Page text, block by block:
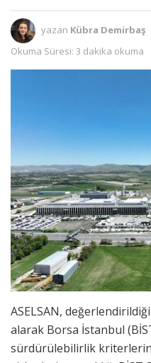
yazan Kübra Demirbaş
Okuma Süresi: 3 dakika okuma
ASELSAN,
alarak Borsa İstanbul
sürdürülebilirlik